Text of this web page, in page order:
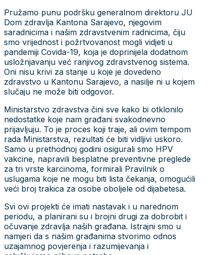
Pružamo punu podršku generalnom direktoru JU
Dom zdravlja Kantona Sarajevo, njegovim
saradnicima i našim zdravstvenim radnicima, čiju
smo vrijednost i požrtvovanost mogli vidjeti u
pandemiji Covida-19, koja je doprinijela dodatnom
usložnjavanju već ranjivog zdravstvenog sistema.
Oni nisu krivi za stanje u koje je dovedeno
zdravstvo u Kantonu Sarajevo, a nasilje ni u kojem
slučaju ne može biti odgovor.
Ministarstvo zdravstva čini sve kako bi otklonilo
nedostatke koje nam građani svakodnevno
prijavljuju. To je proces koji traje, ali ovim tempom
rada Ministarstva, rezultati će biti vidljivi uskoro.
Samo u prethodnoj godini osigurali smo HPV
vakcine, napravili besplatne preventivne preglede
za tri vrste karcinoma, formirali Pravilnik o
uslugama koje ne mogu biti lista čekanja, omogućili
veći broj trakica za osobe oboljele od dijabetesa.
Svi ovi projekti će imati nastavak i u narednom
periodu, a planirani su i brojni drugi za dobrobit i
očuvanje zdravlja naših građana. Istrajni smo u
namjeri da s našim građanima stvorimo odnos
uzajamnog povjerenja i razumijevanja i